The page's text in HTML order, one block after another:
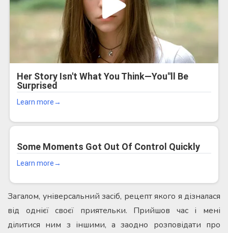
Загалом, універсальний засіб, рецепт якого я дізналася
від однієї своєї приятельки. Прийшов час і мені
ділитися ним з іншими, а заодно розповідати про